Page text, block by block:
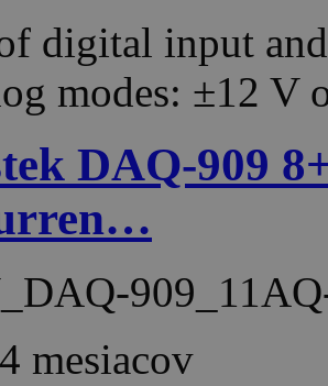
digital input
modes: ±12 V
DAQ-909
mesiacov